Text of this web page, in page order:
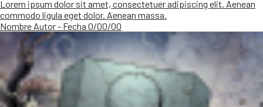
Lorem ipsum dolor sit amet, consectetuer adipiscing elit. Aenean
commodo ligula eget dolor. Aenean massa.
Nombre Autor - Fecha 0/00/00